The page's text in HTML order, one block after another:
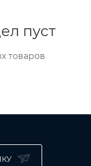
пуст
товаров